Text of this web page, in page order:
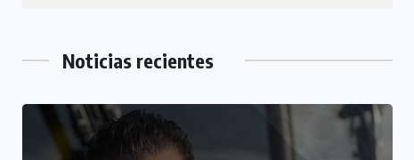
Noticias recientes